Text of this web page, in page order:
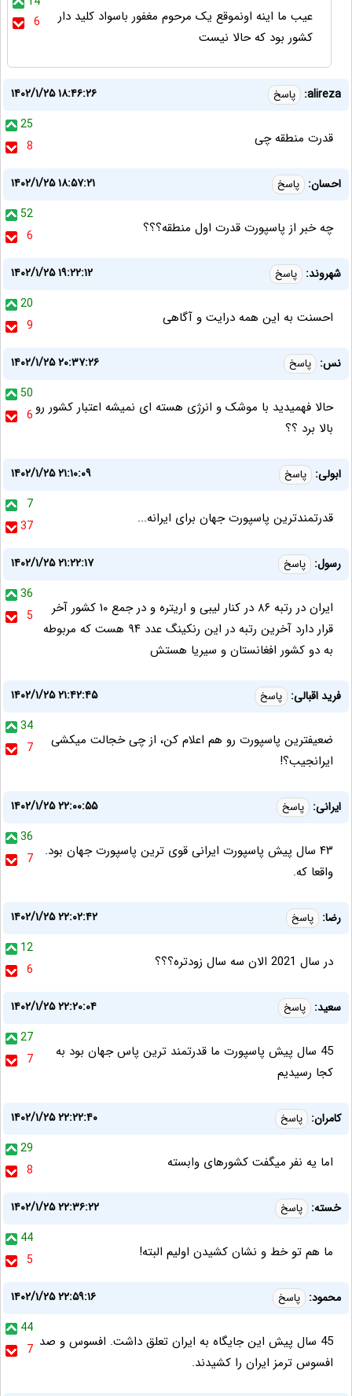
6
عیب ما اینه اونموقع یک مرحوم مغفور باسواد کلید دار
کشور بود که حالا نیست
alireza: پاسخ
۱۴۰۲/۱/۲۵ ۱۸:۴۶:۲۶
25
8
قدرت منطقه چی
احسان: پاسخ
۱۴۰۲/۱/۲۵ ۱۸:۵۷:۲۱
52
6
چه خبر از پاسپورت قدرت اول منطقه؟؟؟
شهروند: پاسخ
۱۴۰۲/۱/۲۵ ۱۹:۲۲:۱۲
20
9
احسنت به این همه درایت و آگاهی
نس: پاسخ
۱۴۰۲/۱/۲۵ ۲۰:۳۷:۲۶
50
6 حالا فهمیدید با موشک و انرژی هسته ای نمیشه اعتبار کشور رو
بالا برد ؟؟
ابولی: پاسخ
۱۴۰۲/۱/۲۵ ۲۱:۱۰:۰۹
7
37
قدرتمندترین پاسپورت جهان برای ایرانه...
رسول: پاسخ
۱۴۰۲/۱/۲۵ ۲۱:۲۲:۱۷
36
5
ایران در رتبه ۸۶ در کنار لیبی و اریتره و در جمع ۱۰ کشور آخر
قرار دارد آخرین رتبه در این رنکینگ عدد ۹۴ هست که مربوطه
به دو کشور افغانستان و سیریا هستش
فرید اقبالی: پاسخ
۱۴۰۲/۱/۲۵ ۲۱:۴۲:۴۵
34
7
ضعیفترین پاسپورت رو هم اعلام کن، از چی خجالت میکشی
ایرانجیب؟!
ایرانی: پاسخ
۱۴۰۲/۱/۲۵ ۲۲:۰۰:۵۵
36
7
۴۳ سال پیش پاسپورت ایرانی قوی ترین پاسپورت جهان بود.
واقعا که.
رضا: پاسخ
۱۴۰۲/۱/۲۵ ۲۲:۰۲:۴۲
12
6
در سال 2021 الان سه سال زودتره؟؟؟
سعید: پاسخ
۱۴۰۲/۱/۲۵ ۲۲:۲۰:۰۴
27
7
45 سال پیش پاسپورت ما قدرتمند ترین پاس جهان بود به
کجا رسیدیم
کامران: پاسخ
۱۴۰۲/۱/۲۵ ۲۲:۲۲:۴۰
29
8
اما یه نفر میگفت کشورهای وابسته
خسته: پاسخ
۱۴۰۲/۱/۲۵ ۲۲:۳۶:۲۲
44
5
ما هم تو خط و نشان کشیدن اولیم البته!
محمود: پاسخ
۱۴۰۲/۱/۲۵ ۲۲:۵۹:۱۶
44
7 45 سال پیش این جایگاه به ایران تعلق داشت. افسوس و صد
افسوس ترمز ایران را کشیدند.